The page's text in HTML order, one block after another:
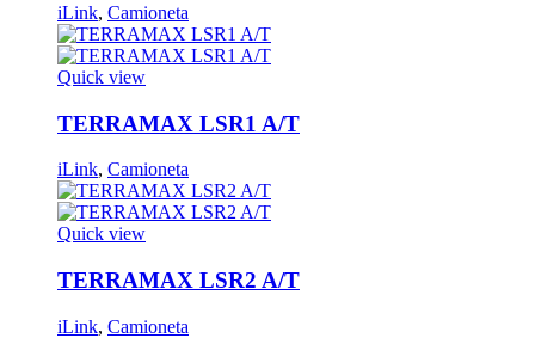
iLink, Camioneta
Quick view
TERRAMAX LSR1 A/T
iLink, Camioneta
Quick view
TERRAMAX LSR2 A/T
iLink, Camioneta